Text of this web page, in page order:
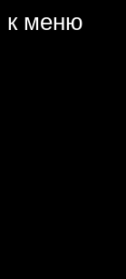
к меню